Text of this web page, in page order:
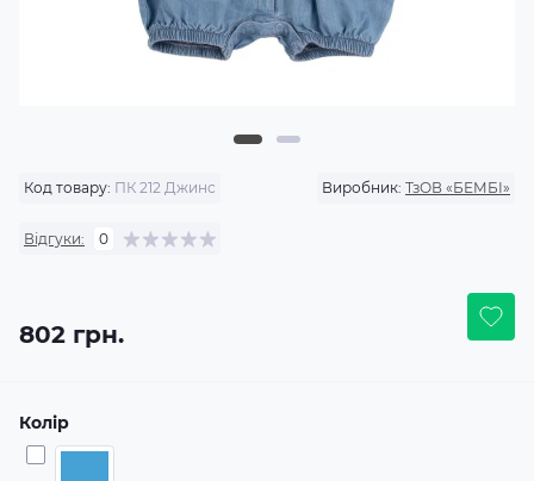
Код товару: ПК 212 Джинс Виробник: ТзОВ «БЕМБІ»
Відгуки: 0
802 грн.
Колір